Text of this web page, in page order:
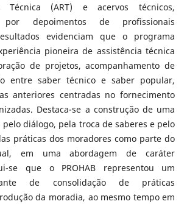
Técnica (ART) e acervos técnicos,
por depoimentos de profissionais
evidenciam que o programa
pioneira de assistência técnica
de projetos, acompanhamento de
entre saber técnico e saber popular,
anteriores centradas no fornecimento
Destaca-se a construção de uma
diálogo, pela troca de saberes e pelo
práticas dos moradores como parte do
em uma abordagem de caráter
se que o PROHAB representou um
de consolidação de práticas
da moradia, ao mesmo tempo em